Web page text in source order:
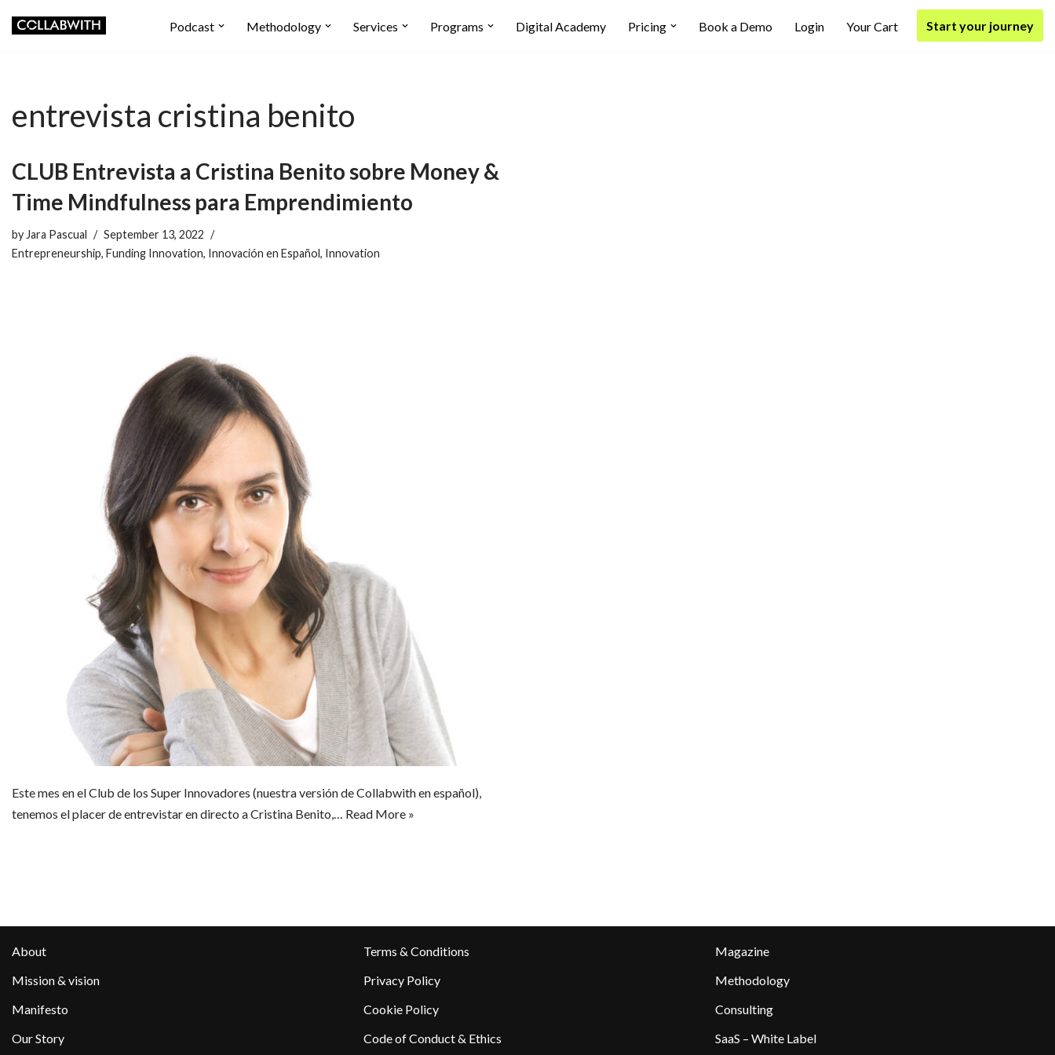
Podcast Methodology Services Programs Digital Academy Pricing Book a Demo Login Your Cart Start your journey
entrevista cristina benito
CLUB Entrevista a Cristina Benito sobre Money &
Time Mindfulness para Emprendimiento
by Jara Pascual
September 13, 2022
Entrepreneurship, Funding Innovation, Innovación en Español, Innovation
Este mes en el Club de los Super Innovadores (nuestra versión de Collabwith en español),
tenemos el placer de entrevistar en directo a Cristina Benito,… Read More »
About
Mission & vision
Manifesto
Our Story
Terms & Conditions
Privacy Policy
Cookie Policy
Code of Conduct & Ethics
Magazine
Methodology
Consulting
SaaS – White Label